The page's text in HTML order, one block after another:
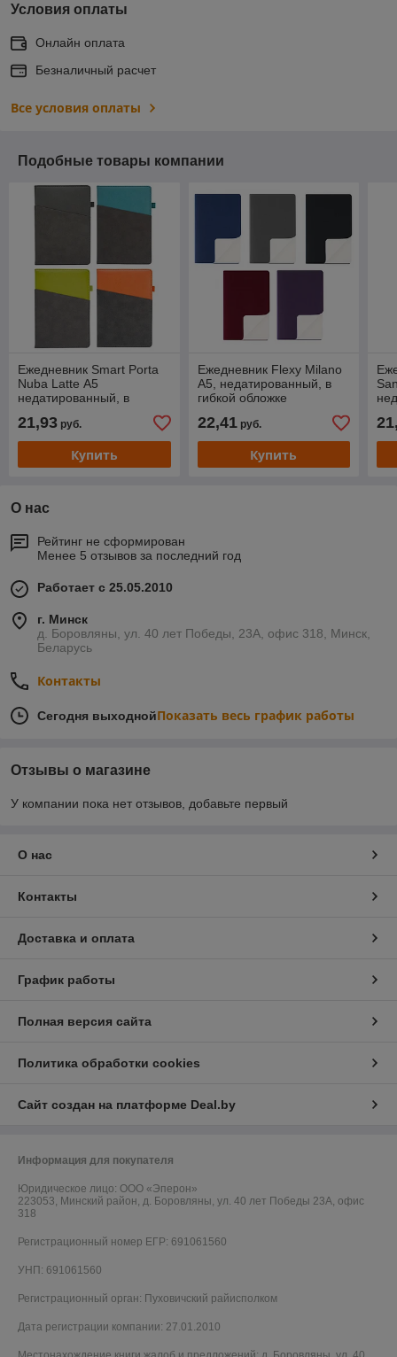
Условия оплаты
Онлайн оплата
Безналичный расчет
Все условия оплаты
Подобные товары компании
Ежедневник Smart Porta
Nuba Latte А5
недатированный, в
21,93 руб.
Купить
Ежедневник Flexy Milano
А5, недатированный, в
гибкой обложке
22,41руб.
Купить
О нас
Рейтинг не сформирован
Менее 5 отзывов за последний год
Работает с 25.05.2010
г. Минск
д. Боровляны, ул. 40 лет Победы, 23А, офис 318, Минск,
Беларусь
Контакты
Сегодня выходнойПоказать весь график работы
Отзывы о магазине
У компании пока нет отзывов, добавьте первый
О нас
Контакты
Доставка и оплата
График работы
Полная версия сайта
Политика обработки cookies
Сайт создан на платформе Deal.by
Информация для покупателя
Юридическое лицо: OOO «Эперон»
223053, Минский район, д. Боровляны, ул. 40 лет Победы 23А, офис
318
Регистрационный номер ЕГР: 691061560
УНП: 691061560
Регистрационный орган: Пуховичский райисполком
Дата регистрации компании: 27.01.2010